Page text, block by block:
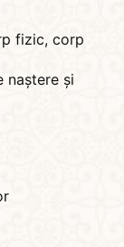
fizic, corp
naștere și